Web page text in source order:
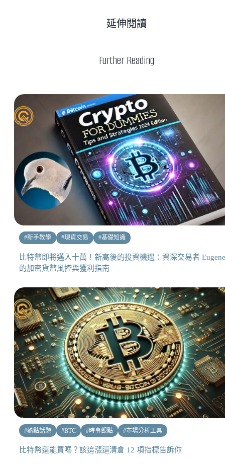
Further Reading
延伸閱讀
#新手教學 #現貨交易 #基礎知識
比特幣即將邁入十萬！新高後的投資機遇：資深交易者 Eugene
的加密貨幣風控與獲利指南
#熱點話題 #BTC #時事觀點 #市場分析工具
比特幣還能買嗎？該追漲還清倉 12 項指標告訴你